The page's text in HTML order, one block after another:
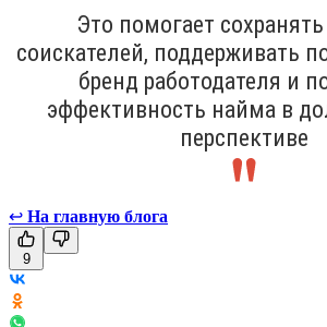
Это помогает
соискателей, поддерживать
бренд работодателя и
эффективность найма в
перспективе
↩ На главную блога
9